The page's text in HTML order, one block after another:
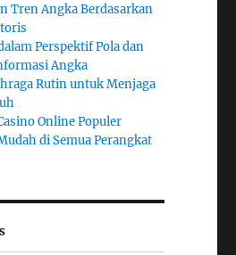
Tren Angka Berdasarkan
Perspektif Pola dan
Angka
Rutin untuk Menjaga
Online Populer
di Semua Perangkat